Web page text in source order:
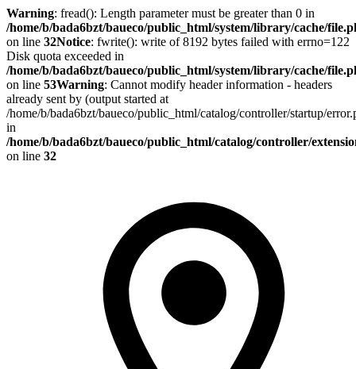
Warning: fread(): Length parameter must be greater than 0 in
/home/b/bada6bzt/baueco/public_html/system/library/cache/
on line 32Notice: fwrite(): write of 8192 bytes failed with errno=122
Disk quota exceeded in
/home/b/bada6bzt/baueco/public_html/system/library/cache/
on line 53Warning: Cannot modify header information - headers
already sent by (output started at
/home/b/bada6bzt/baueco/public_html/catalog/controller/startup/
in
/home/b/bada6bzt/baueco/public_html/catalog/controller/
on line 32